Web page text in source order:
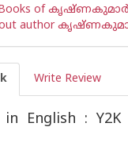
Books of
author
Write Review
in English : Y2K